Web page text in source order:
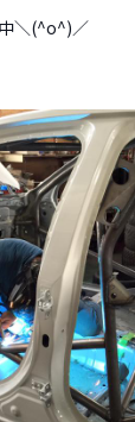
＼(^o^)／